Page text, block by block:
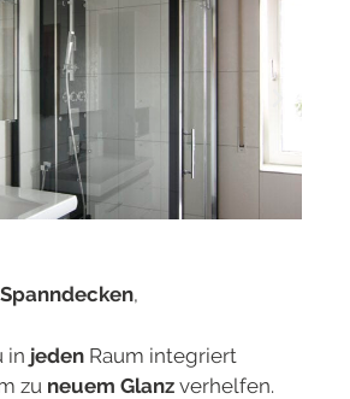
,
in jeden Raum integriert
zu neuem Glanz verhelfen.